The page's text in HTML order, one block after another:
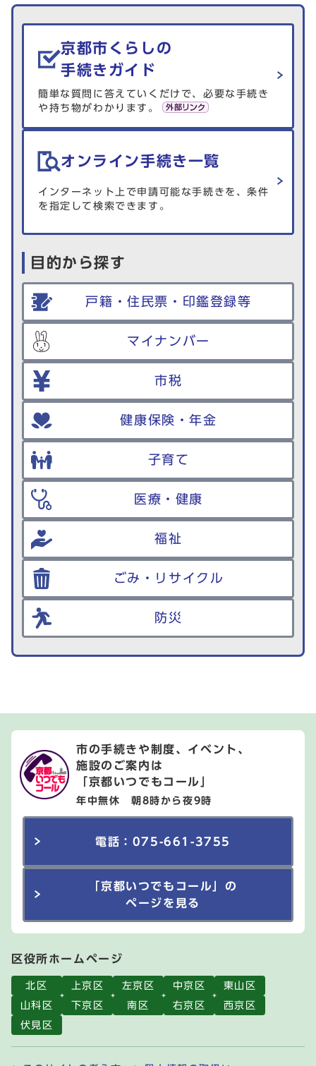
生活情報を探す
京都市くらしの
手続きガイド
簡単な質問に答えていくだけで、必要な手続き
や持ち物がわかります。
オンライン手続き一覧
インターネット上で申請可能な手続きを、条件
を指定して検索できます。
目的から探す
戸籍・住民票・印鑑登録等
マイナンバー
市税
健康保険・年金
子育て
医療・健康
福祉
ごみ・リサイクル
防災
市の手続きや制度、イベント、
施設のご案内は
「京都いつでもコール」
年中無休 朝8時から夜9時
電話：075-661-3755
「京都いつでもコール」の
ページを見る
区役所ホームページ
北区 上京区 左京区 中京区
東山区
山科区
下京区 南区 右京区
西京区
伏見区